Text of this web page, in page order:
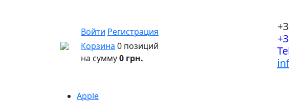
Войти Регистрация
Корзина 0 позиций
на сумму0 грн.
Apple